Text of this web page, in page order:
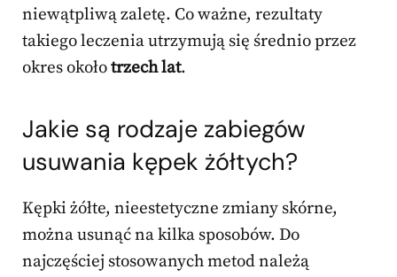
niewątpliwą zaletę. Co ważne, rezultaty
takiego leczenia utrzymują się średnio przez
okres okołotrzech lat.
Jakie są rodzaje zabiegów
usuwania kępek żółtych?
Kępki żółte, nieestetyczne zmiany skórne,
można usunąć na kilka sposobów. Do
najczęściej stosowanych metod należą